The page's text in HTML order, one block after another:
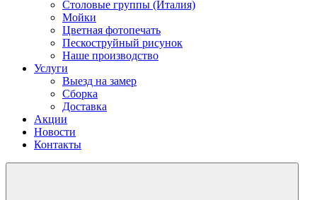
Столовые группы (Италия)
Мойки
Цветная фотопечать
Пескоструйный рисунок
Наше производство
Услуги
Выезд на замер
Сборка
Доставка
Акции
Новости
Контакты